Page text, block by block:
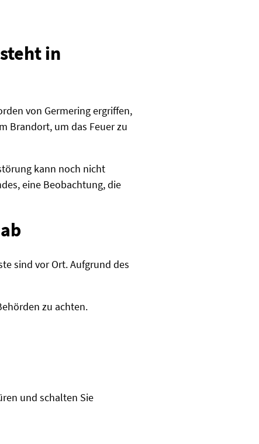
in
von Germering ergriffen,
Brandort, um das Feuer zu
kann noch nicht
eine Beobachtung, die
sind vor Ort. Aufgrund des
zu achten.
und schalten Sie